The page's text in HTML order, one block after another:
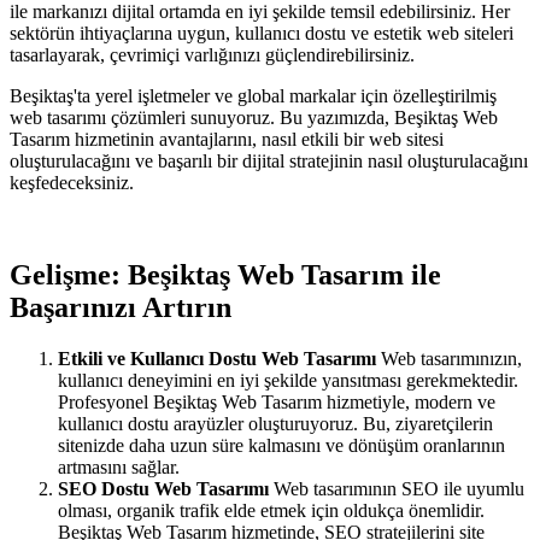
ile markanızı dijital ortamda en iyi şekilde temsil edebilirsiniz. Her
sektörün ihtiyaçlarına uygun, kullanıcı dostu ve estetik web siteleri
tasarlayarak, çevrimiçi varlığınızı güçlendirebilirsiniz.
Beşiktaş'ta yerel işletmeler ve global markalar için özelleştirilmiş
web tasarımı çözümleri sunuyoruz. Bu yazımızda, Beşiktaş Web
Tasarım hizmetinin avantajlarını, nasıl etkili bir web sitesi
oluşturulacağını ve başarılı bir dijital stratejinin nasıl oluşturulacağını
keşfedeceksiniz.
Gelişme: Beşiktaş Web Tasarım ile
Başarınızı Artırın
Etkili ve Kullanıcı Dostu Web Tasarımı Web tasarımınızın,
kullanıcı deneyimini en iyi şekilde yansıtması gerekmektedir.
Profesyonel Beşiktaş Web Tasarım hizmetiyle, modern ve
kullanıcı dostu arayüzler oluşturuyoruz. Bu, ziyaretçilerin
sitenizde daha uzun süre kalmasını ve dönüşüm oranlarının
artmasını sağlar.
SEO Dostu Web Tasarımı Web tasarımının SEO ile uyumlu
olması, organik trafik elde etmek için oldukça önemlidir.
Beşiktaş Web Tasarım hizmetinde, SEO stratejilerini site